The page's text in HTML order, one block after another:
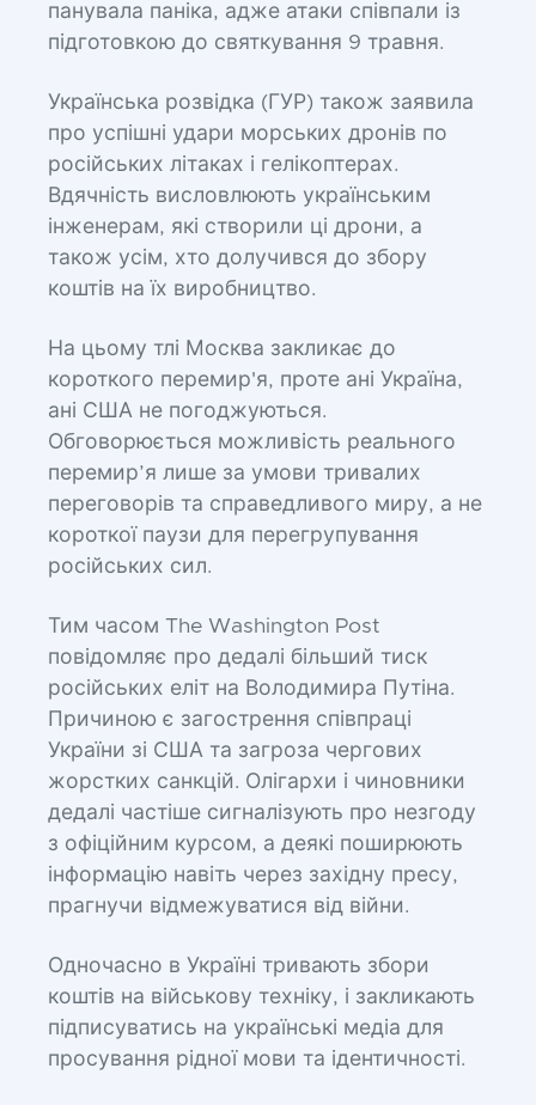
панувала паніка, адже атаки співпали із
підготовкою до святкування 9 травня.
Українська розвідка (ГУР) також заявила
про успішні удари морських дронів по
російських літаках і гелікоптерах.
Вдячність висловлюють українським
інженерам, які створили ці дрони, а
також усім, хто долучився до збору
коштів на їх виробництво.
На цьому тлі Москва закликає до
короткого перемир'я, проте ані Україна,
ані США не погоджуються.
Обговорюється можливість реального
перемир’я лише за умови тривалих
переговорів та справедливого миру, а не
короткої паузи для перегрупування
російських сил.
Тим часом The Washington Post
повідомляє про дедалі більший тиск
російських еліт на Володимира Путіна.
Причиною є загострення співпраці
України зі США та загроза чергових
жорстких санкцій. Олігархи і чиновники
дедалі частіше сигналізують про незгоду
з офіційним курсом, а деякі поширюють
інформацію навіть через західну пресу,
прагнучи відмежуватися від війни.
Одночасно в Україні тривають збори
коштів на військову техніку, і закликають
підписуватись на українські медіа для
просування рідної мови та ідентичності.